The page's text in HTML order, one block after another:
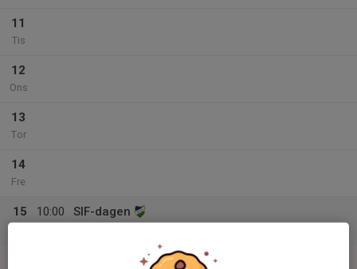
11
Tis
12
Ons
13
Tor
14
Fre
15
10:00
SIF-dagen
Fotbollsträning F19